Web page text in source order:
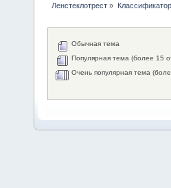
Ленстеклотрест » Классификатор
Обычная тема
Популярная тема (более 15
Очень популярная тема